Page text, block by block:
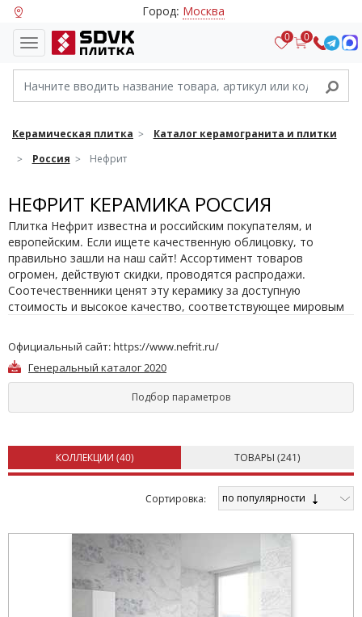
Город: Москва
0 0
Керамическая плитка
Каталог керамогранита и плитки
Россия
Нефрит
НЕФРИТ КЕРАМИКА РОССИЯ
Плитка Нефрит известна и российским покупателям, и
европейским. Если ищете качественную облицовку, то
правильно зашли на наш сайт! Ассортимент товаров
огромен, действуют скидки, проводятся распродажи.
Соотечественники ценят эту керамику за доступную
стоимость и высокое качество, соответствующее мировым
Официальный сайт: https://www.nefrit.ru/
Генеральный каталог 2020
Подбор параметров
КОЛЛЕКЦИИ (40) ТОВАРЫ (241)
Cортировка: по популярности